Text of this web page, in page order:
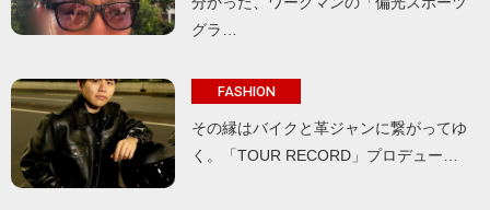
グラ…
FASHION
その縁はバイクと革ジャンに繋がってゆ
く。「TOUR RECORD」プロデュー…